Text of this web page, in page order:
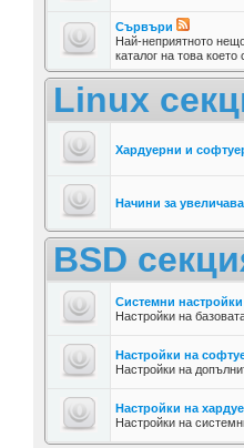
Сървъри
Най-неприятното
каталог на това което
Linux
Хардуерни и
Начини за
BSD
Системни настройки
Настройки на
Настройки на
Настройки на
Настройки на
Настройки на